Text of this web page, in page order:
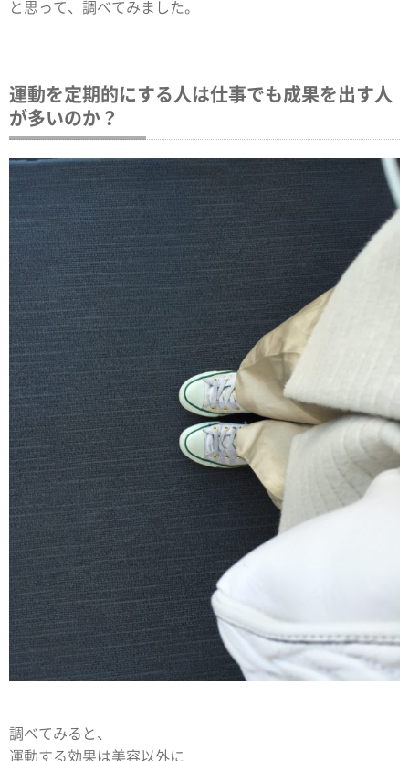
と思って、調べてみました。
運動を定期的にする人は仕事でも成果を出す人
が多いのか？
調べてみると、
運動する効果は美容以外に